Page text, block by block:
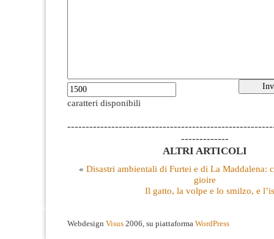
caratteri disponibili
-------------
ALTRI ARTICOLI
« Disastri ambientali di Furtei e di La Maddalena:
gioire
Il gatto, la volpe e lo smilzo, e
Webdesign Visus 2006, su piattaforma WordPress